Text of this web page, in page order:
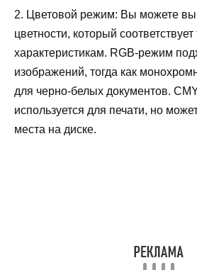
2. Цветовой режим: Вы можете
цветности, который
характеристикам. RGB-режим
изображений, тогда как
для черно-белых документов.
используется для печати, но
места на диске.